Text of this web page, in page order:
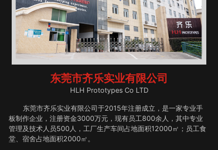
东莞市齐乐实业有限公司
HLH Prototypes Co LTD
东莞市齐乐实业有限公司于2015年注册成立，是一家专业手
板制作企业，注册资金3000万元，现有员工800余人，其中专业
管理及技术人员500人，工厂生产车间占地面积12000㎡；员工食
堂、宿舍占地面积2000㎡。